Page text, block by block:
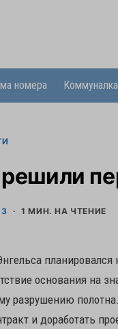
номера Коммуналка
1 МИН. НА ЧТЕНИЕ
планировался
основания на
разрушению
и доработать